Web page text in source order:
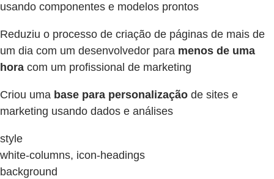
usando componentes e modelos prontos
Reduziu o processo de criação de páginas de mais de
um dia com um desenvolvedor para menos de uma
hora com um profissional de marketing
Criou uma base para personalização de sites e
marketing usando dados e análises
style
white-columns, icon-headings
background